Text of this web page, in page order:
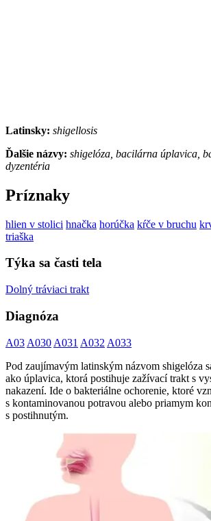
Latinsky: shigellosis
Ďalšie názvy: shigelóza, bacilárna úplavica,
dyzentéria
Príznaky
hlien v stolici hnačka horúčka kŕče v bruchu
triaška
Týka sa časti tela
Dolný tráviaci trakt
Diagnóza
A03 A030 A031 A032 A033
Pod zaujímavým latinským názvom shigelóza
ako úplavica, ktorá postihuje zažívací trakt s
nakazení. Ide o bakteriálne ochorenie, ktoré
s kontaminovanou potravou alebo priamym
s postihnutým.